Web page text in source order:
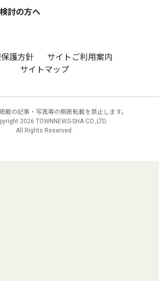
討の方へ
護方針
サイトご利用案内
サイトマップ
載の記事・写真等の無断転載を禁止します。
2026 TOWNNEWS-SHA CO.,LTD.
All Rights Reserved.